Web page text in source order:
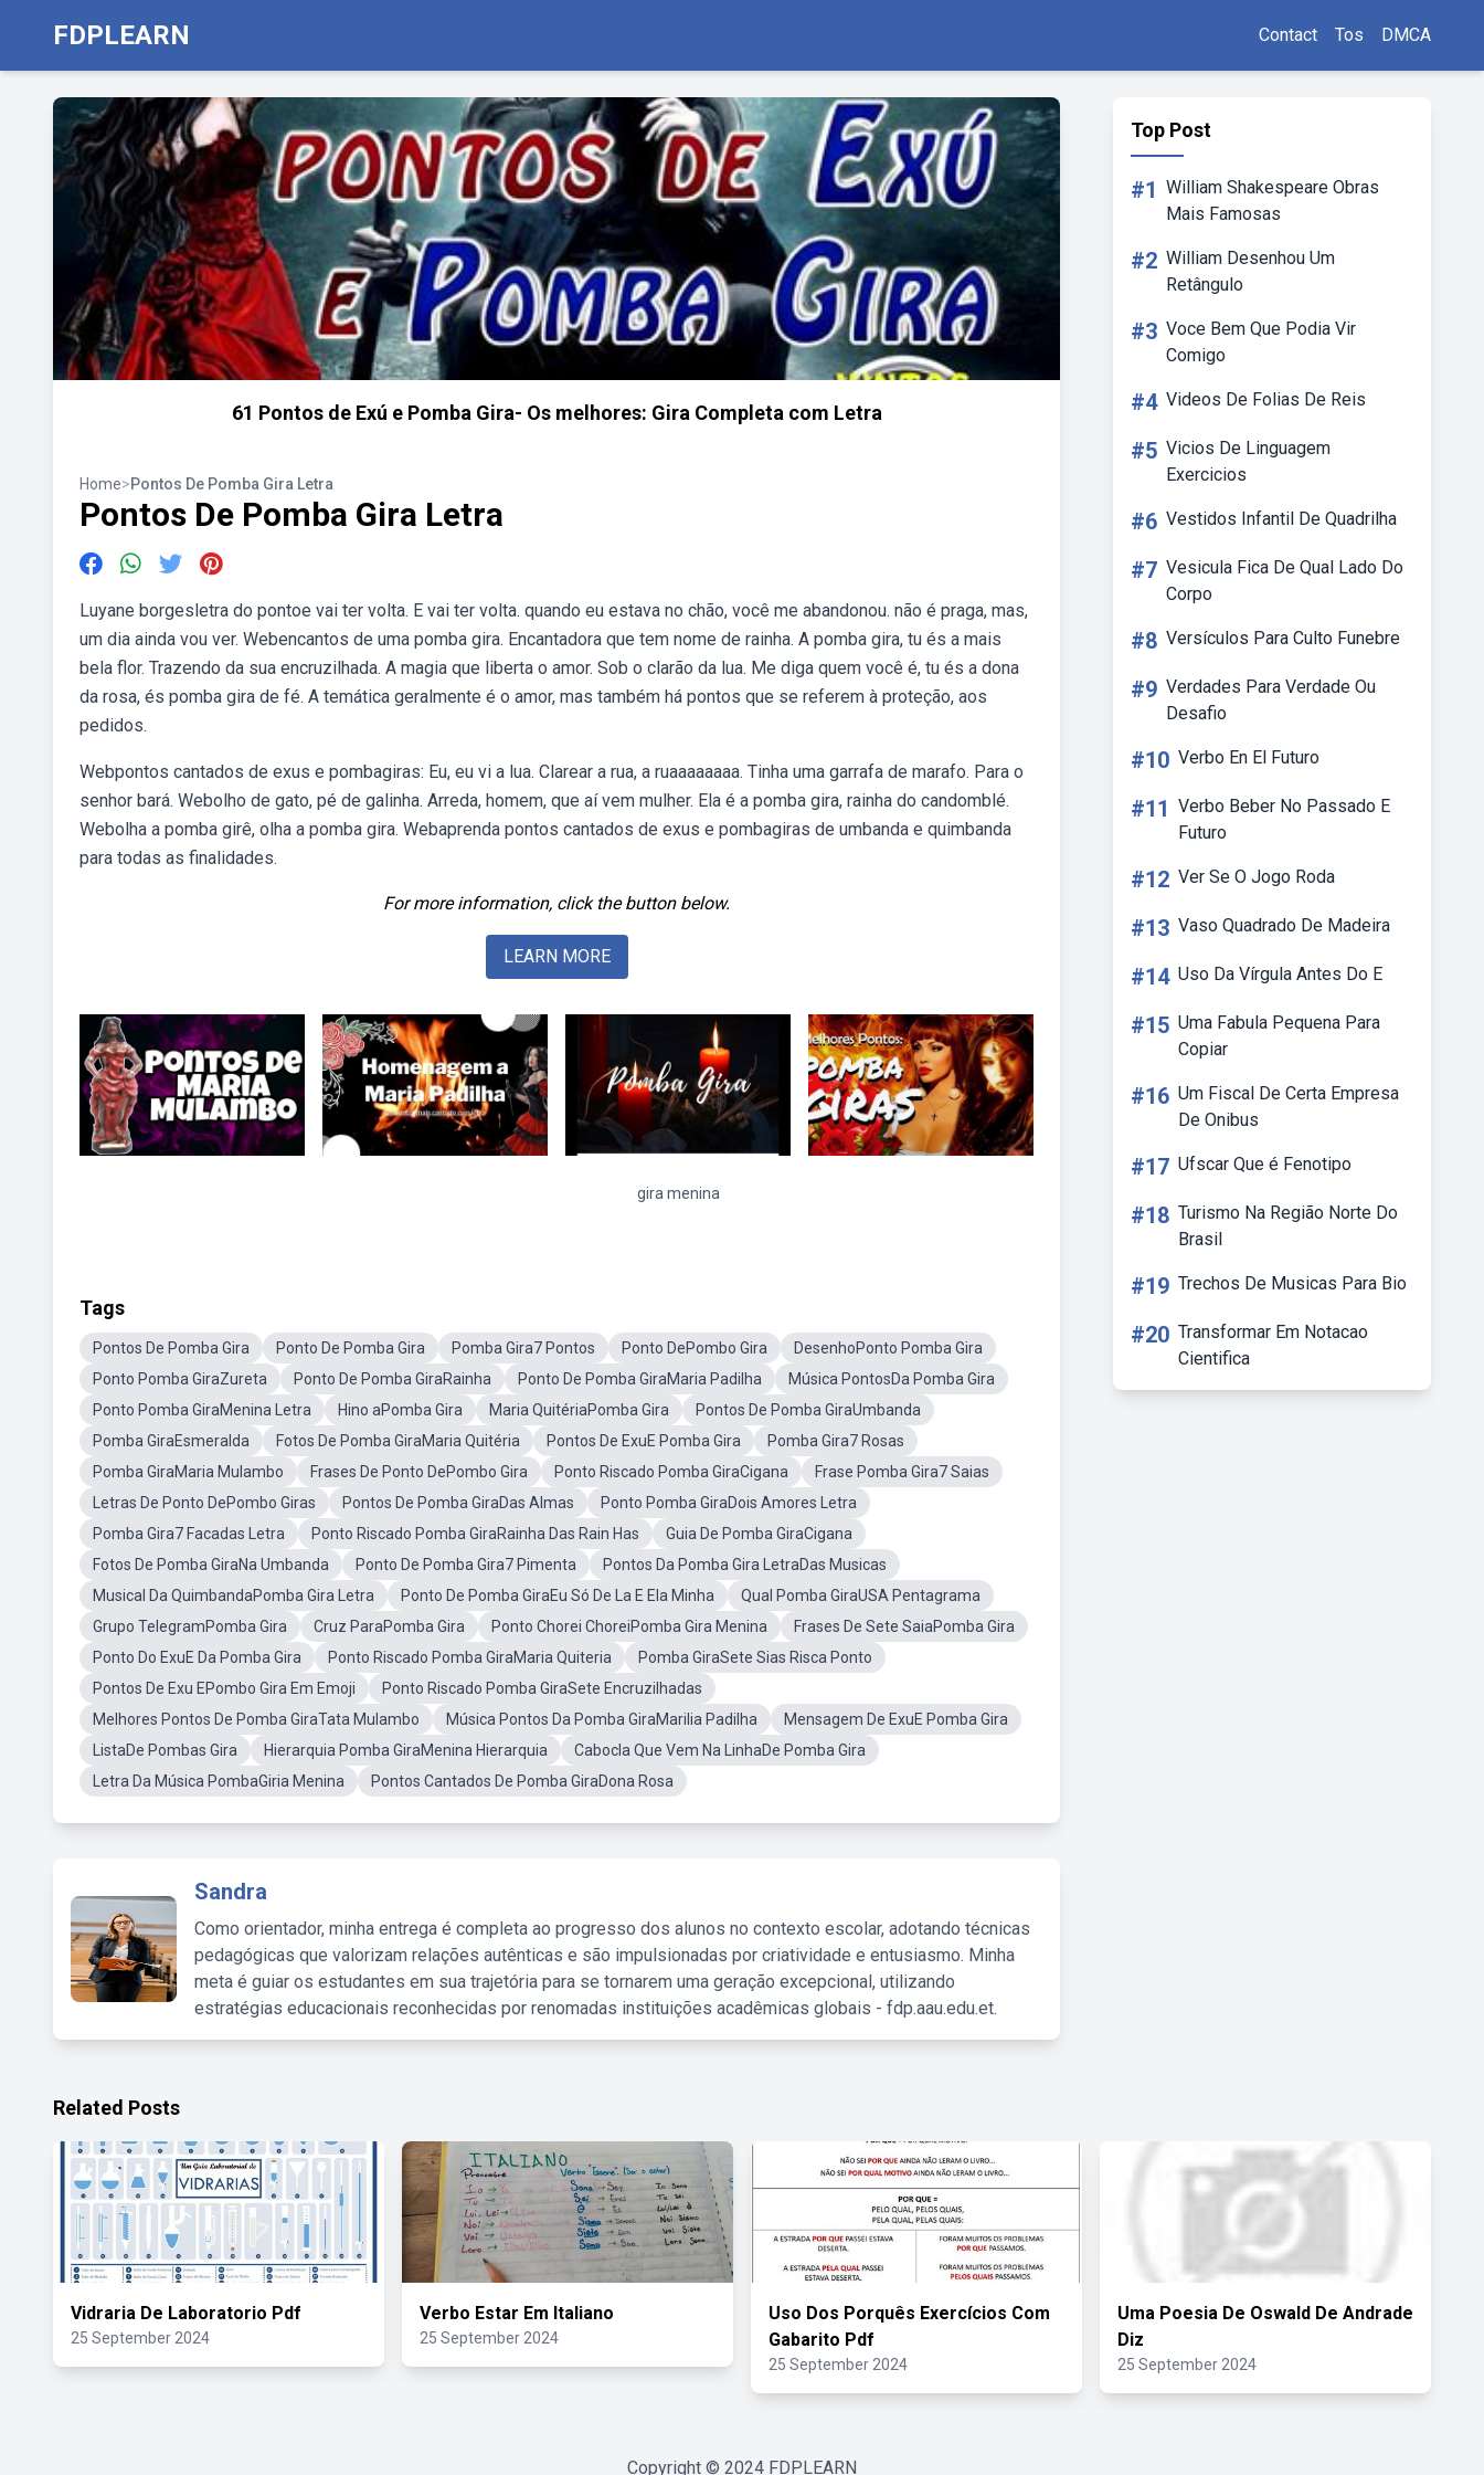
FDPLEARN Contact Tos DMCA
61 Pontos de Exú e Pomba Gira- Os melhores: Gira Completa com Letra
Home>Pontos De Pomba Gira Letra
Pontos De Pomba Gira Letra
Luyane borgesletra do pontoe vai ter volta. E vai ter volta. quando eu estava no chão, você me abandonou. não é praga, mas,
um dia ainda vou ver. Webencantos de uma pomba gira. Encantadora que tem nome de rainha. A pomba gira, tu és a mais
bela flor. Trazendo da sua encruzilhada. A magia que liberta o amor. Sob o clarão da lua. Me diga quem você é, tu és a dona
da rosa, és pomba gira de fé. A temática geralmente é o amor, mas também há pontos que se referem à proteção, aos
pedidos.
Webpontos cantados de exus e pombagiras: Eu, eu vi a lua. Clarear a rua, a ruaaaaaaaa. Tinha uma garrafa de marafo. Para o
senhor bará. Webolho de gato, pé de galinha. Arreda, homem, que aí vem mulher. Ela é a pomba gira, rainha do candomblé.
Webolha a pomba girê, olha a pomba gira. Webaprenda pontos cantados de exus e pombagiras de umbanda e quimbanda
para todas as finalidades.
For more information, click the button below.
LEARN MORE
gira menina
Tags
Pontos De Pomba Gira Ponto De Pomba Gira Pomba Gira7 Pontos Ponto DePombo Gira
DesenhoPonto Pomba Gira
Ponto Pomba GiraZureta
Ponto De Pomba GiraRainha Ponto De Pomba GiraMaria Padilha
Música PontosDa Pomba Gira
Ponto Pomba GiraMenina Letra
Hino aPomba Gira Maria QuitériaPomba Gira
Pontos De Pomba GiraUmbanda
Pomba GiraEsmeralda
Fotos De Pomba GiraMaria Quitéria Pontos De ExuE Pomba Gira
Pomba Gira7 Rosas
Pomba GiraMaria Mulambo
Frases De Ponto DePombo Gira Ponto Riscado Pomba GiraCigana
Frase Pomba Gira7 Saias
Letras De Ponto DePombo Giras
Pontos De Pomba GiraDas Almas
Ponto Pomba GiraDois Amores Letra
Pomba Gira7 Facadas Letra
Ponto Riscado Pomba GiraRainha Das Rain Has
Guia De Pomba GiraCigana
Fotos De Pomba GiraNa Umbanda
Ponto De Pomba Gira7 Pimenta
Pontos Da Pomba Gira LetraDas Musicas
Musical Da QuimbandaPomba Gira Letra
Ponto De Pomba GiraEu Só De La E Ela Minha
Qual Pomba GiraUSA Pentagrama
Grupo TelegramPomba Gira
Cruz ParaPomba Gira Ponto Chorei ChoreiPomba Gira Menina
Frases De Sete SaiaPomba Gira
Ponto Do ExuE Da Pomba Gira
Ponto Riscado Pomba GiraMaria Quiteria
Pomba GiraSete Sias Risca Ponto
Pontos De Exu EPombo Gira Em Emoji
Ponto Riscado Pomba GiraSete Encruzilhadas
Melhores Pontos De Pomba GiraTata Mulambo
Música Pontos Da Pomba GiraMarilia Padilha
Mensagem De ExuE Pomba Gira
ListaDe Pombas Gira
Hierarquia Pomba GiraMenina Hierarquia
Cabocla Que Vem Na LinhaDe Pomba Gira
Letra Da Música PombaGiria Menina
Pontos Cantados De Pomba GiraDona Rosa
Sandra
Como orientador, minha entrega é completa ao progresso dos alunos no contexto escolar, adotando técnicas
pedagógicas que valorizam relações autênticas e são impulsionadas por criatividade e entusiasmo. Minha
meta é guiar os estudantes em sua trajetória para se tornarem uma geração excepcional, utilizando
estratégias educacionais reconhecidas por renomadas instituições acadêmicas globais - fdp.aau.edu.et.
Top Post
#1 William Shakespeare Obras
Mais Famosas
#2 William Desenhou Um
Retângulo
#3 Voce Bem Que Podia Vir
Comigo
#4 Videos De Folias De Reis
#5 Vicios De Linguagem
Exercicios
#6 Vestidos Infantil De Quadrilha
#7 Vesicula Fica De Qual Lado Do
Corpo
#8 Versículos Para Culto Funebre
#9 Verdades Para Verdade Ou
Desafio
#10 Verbo En El Futuro
#11 Verbo Beber No Passado E
Futuro
#12 Ver Se O Jogo Roda
#13 Vaso Quadrado De Madeira
#14 Uso Da Vírgula Antes Do E
#15 Uma Fabula Pequena Para
Copiar
#16 Um Fiscal De Certa Empresa
De Onibus
#17 Ufscar Que é Fenotipo
#18 Turismo Na Região Norte Do
Brasil
#19 Trechos De Musicas Para Bio
#20 Transformar Em Notacao
Cientifica
Related Posts
Vidraria De Laboratorio Pdf
25 September 2024
Verbo Estar Em Italiano
25 September 2024
Uso Dos Porquês Exercícios Com
Gabarito Pdf
25 September 2024
Uma Poesia De Oswald De Andrade
Diz
25 September 2024
Copyright © 2024 FDPLEARN